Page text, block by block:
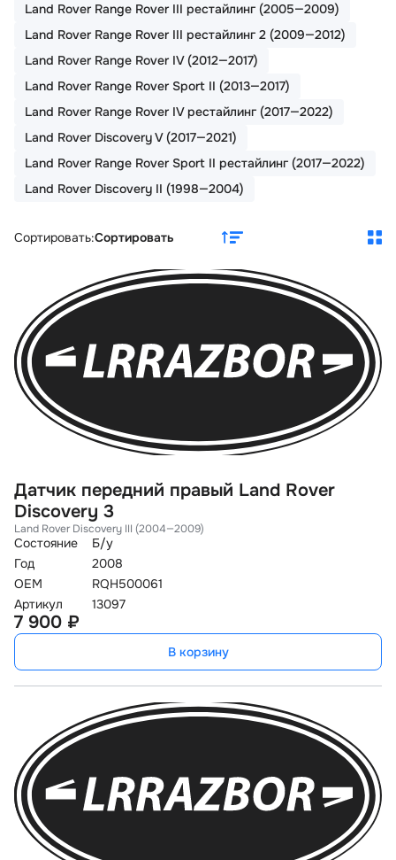
Land Rover Range Rover III рестайлинг (2005—2009)
Land Rover Range Rover III рестайлинг 2 (2009—2012)
Land Rover Range Rover IV (2012—2017)
Land Rover Range Rover Sport II (2013—2017)
Land Rover Range Rover IV рестайлинг (2017—2022)
Land Rover Discovery V (2017—2021)
Land Rover Range Rover Sport II рестайлинг (2017—2022)
Land Rover Discovery II (1998—2004)
Сортировать:Сортировать
Датчик передний правый Land Rover
Discovery 3
Land Rover Discovery III (2004—2009)
Состояние
Б/у
Год
2008
OEM
RQH500061
Артикул
13097
7 900 ₽
В корзину